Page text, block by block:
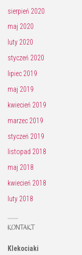
sierpień 2020
maj 2020
luty 2020
styczeń 2020
lipiec 2019
maj 2019
kwiecień 2019
marzec 2019
styczeń 2019
listopad 2018
maj 2018
kwiecień 2018
luty 2018
KONTAKT
Klekociaki